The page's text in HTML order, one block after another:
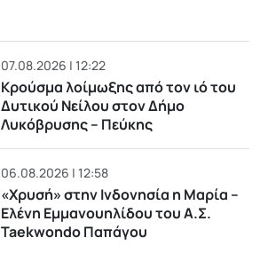
07.08.2026 | 12:22
Κρούσμα λοίμωξης από τον ιό του
Δυτικού Νείλου στον Δήμο
Λυκόβρυσης – Πεύκης
06.08.2026 | 12:58
«Χρυσή» στην Ινδονησία η Μαρία –
Ελένη Εμμανουηλίδου του Α.Σ.
Taekwondo Παπάγου